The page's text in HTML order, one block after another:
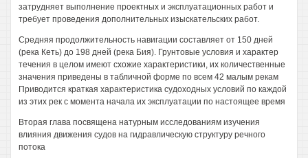
затрудняет выполнение проектных и эксплуатационных работ и
требует проведения дополнительных изыскательских работ.
Средняя продолжительность навигации составляет от 150 дней
(река Кеть) до 198 дней (река Бия). Грунтовые условия и характер
течения в целом имеют схожие характеристики, их количественные
значения приведены в табличной форме по всем 42 малым рекам
Приводится краткая характеристика судоходных условий по каждой
из этих рек с момента начала их эксплуатации по настоящее время
Вторая глава посвящена натурным исследованиям изучения
влияния движения судов на гидравлическую структуру речного
потока